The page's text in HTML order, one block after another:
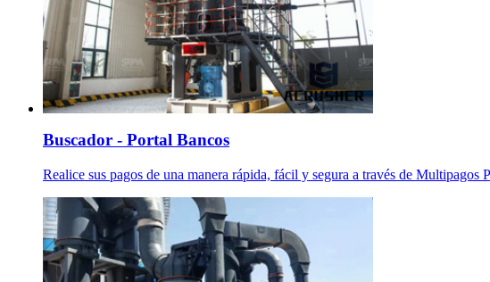
Buscador - Portal Bancos
Realice sus pagos de una manera rápida, fácil y segura a través de